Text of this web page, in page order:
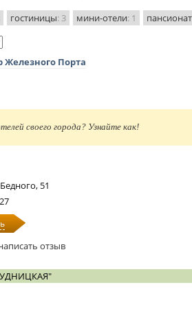
гостиницы: 3 мини-отели: 1
Железного Порта
своего города? Узнайте как!
51
отзыв